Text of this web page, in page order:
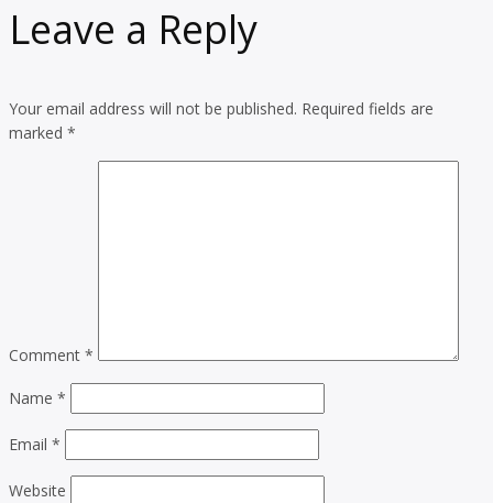
Leave a Reply
Your email address will not be published. Required fields are
marked *
Comment *
Name *
Email *
Website